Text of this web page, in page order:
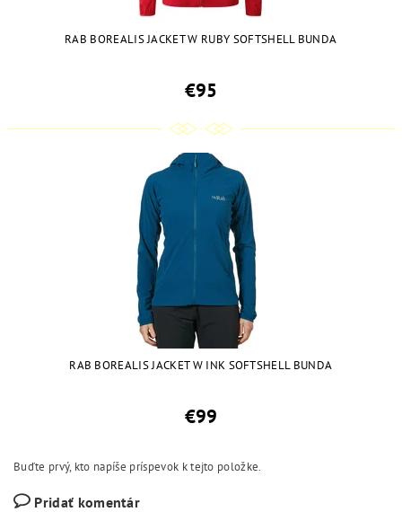
RAB BOREALIS JACKET W RUBY SOFTSHELL BUNDA
€95
RAB BOREALIS JACKET W INK SOFTSHELL BUNDA
€99
Buďte prvý, kto napíše príspevok k tejto položke.
Pridať komentár